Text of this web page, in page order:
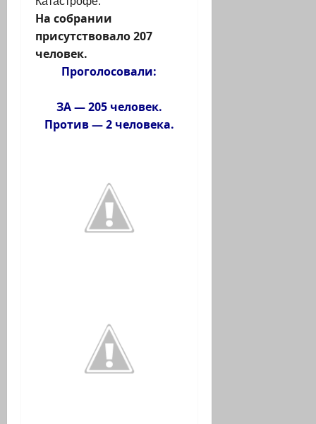
На собрании
присутствовало 207
человек.
Проголосовали:
ЗА — 205 человек.
Против — 2 человека.